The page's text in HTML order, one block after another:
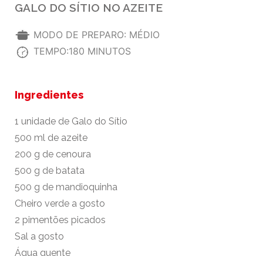
GALO DO SÍTIO NO AZEITE
MODO DE PREPARO: MÉDIO
TEMPO:180 MINUTOS
Ingredientes
1 unidade de Galo do Sítio
500 ml de azeite
200 g de cenoura
500 g de batata
500 g de mandioquinha
Cheiro verde a gosto
2 pimentões picados
Sal a gosto
Água quente